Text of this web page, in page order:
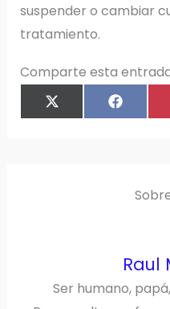
suspender o cambiar
tratamiento.
Comparte esta
COMPARTIR
EN
X
T
F
C
Raul
Ser humano,